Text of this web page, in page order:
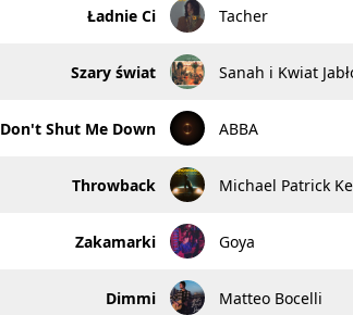
Ładnie Ci Tacher
Szary świat Sanah i Kwiat
Don't Shut Me Down ABBA
Throwback Michael Patrick
Zakamarki Goya
Dimmi Matteo Bocelli